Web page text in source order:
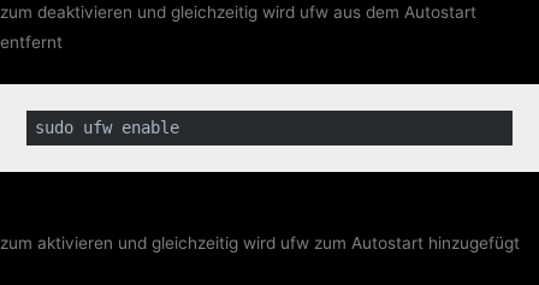
zum deaktivieren und gleichzeitig wird ufw aus dem Autostart
entfernt
sudo ufw enable
zum aktivieren und gleichzeitig wird ufw zum Autostart hinzugefügt